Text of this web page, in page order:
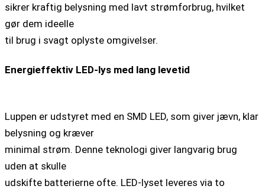
sikrer kraftig belysning med lavt strømforbrug, hvilket
gør dem ideelle
til brug i svagt oplyste omgivelser.
Energieffektiv LED-lys med lang levetid
Luppen er udstyret med en SMD LED, som giver jævn, klar
belysning og kræver
minimal strøm. Denne teknologi giver langvarig brug
uden at skulle
udskifte batterierne ofte. LED-lyset leveres via to